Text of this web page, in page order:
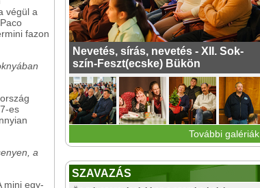
végül a
fazon
es
a
mini egy-
Nevetés, sírás, nevetés - XII. Sok-
szín-Feszt(ecske) Bükön
További galériák
SZAVAZÁS